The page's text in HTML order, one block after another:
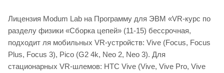
Лицензия Modum Lab на Программу для ЭВМ «VR-курс по
разделу физики «Сборка цепей» (11-15) бессрочная,
подходит ля мобильных VR-устройств: Vive (Focus, Focus
Plus, Focus 3), Pico (G2 4k, Neo 2, Neo 3). Для
стационарных VR-шлемов: HTC Vive (Vive, Vive Pro, Vive